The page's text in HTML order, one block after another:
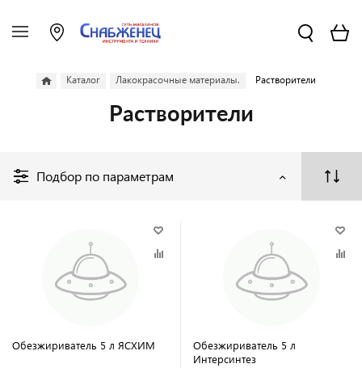
Каталог Лакокрасочные материалы. Растворители
Растворители
Подбор по параметрам
Обезжириватель 5 л ЯСХИМ
Обезжириватель 5 л
Интерсинтез